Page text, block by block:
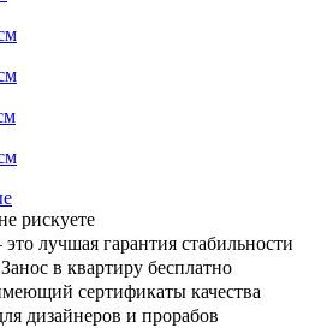
рискуете
лучшая гарантия стабильности
в квартиру бесплатно
сертификаты качества
дизайнеров и прорабов